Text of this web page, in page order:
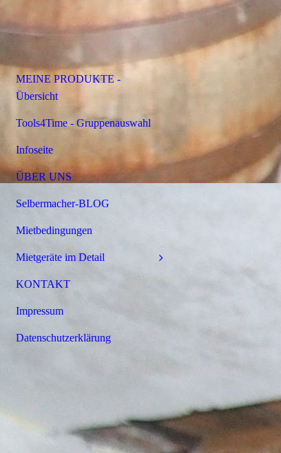
MEINE PRODUKTE -
Übersicht
Tools4Time - Gruppenauswahl
Infoseite
ÜBER UNS
Selbermacher-BLOG
Mietbedingungen
Mietgeräte im Detail
KONTAKT
Impressum
Datenschutzerklärung